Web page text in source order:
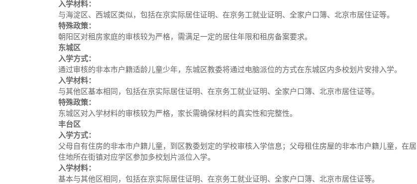
入学材料：
与海淀区、西城区类似，包括在京实际居住证明、在京务工就业证明、全家户口簿、北京市居住证等。
特殊政策：
朝阳区对租房家庭的审核较为严格，需满足一定的居住年限和租房备案要求。
东城区
入学方式：
通过审核的非本市户籍适龄儿童少年，东城区教委将通过电脑派位的方式在东城区内多校划片安排入学。
入学材料：
与其他区基本相同，包括在京实际居住证明、在京务工就业证明、全家户口簿、北京市居住证等。
特殊政策：
东城区对入学材料的审核较为严格，家长需确保材料的真实性和完整性。
丰台区
入学方式：
父母自有住房的非本市户籍儿童，到区教委划定的学校审核入学信息；父母租住房屋的非本市户籍儿童，在居
住地所在街镇对应学区参加多校划片派位入学。
入学材料：
基本与其他区相同，包括在京实际居住证明、在京务工就业证明、全家户口簿、北京市居住证等。